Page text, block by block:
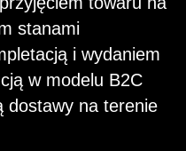
stanami
i wydaniem
w modelu B2C
dostawy na terenie